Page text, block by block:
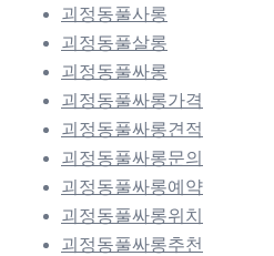
괴정동풀사롱
괴정동풀살롱
괴정동풀싸롱
괴정동풀싸롱가격
괴정동풀싸롱견적
괴정동풀싸롱문의
괴정동풀싸롱예약
괴정동풀싸롱위치
괴정동풀싸롱추천